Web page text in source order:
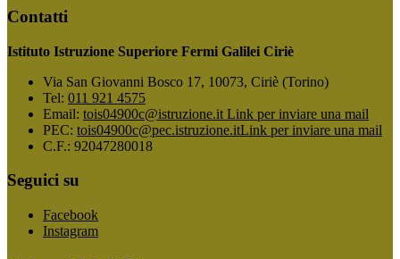
Contatti
Istituto Istruzione Superiore Fermi Galilei Ciriè
Via San Giovanni Bosco 17, 10073, Ciriè (Torino)
Tel: 011 921 4575
Email: tois04900c@istruzione.it Link per inviare una mail
PEC: tois04900c@pec.istruzione.itLink per inviare una mail
C.F.: 92047280018
Seguici su
Facebook
Instagram